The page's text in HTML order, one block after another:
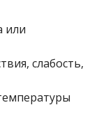
или
слабость,